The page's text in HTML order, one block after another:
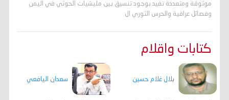
موثوقة ومتعددة تفيد بوجود تنسيق بين مليشيات الحوثي في اليمن
وفصائل عراقية والحرس الثوري ال
كتابات واقلام
بلال غلام حسين سعدان اليافعي